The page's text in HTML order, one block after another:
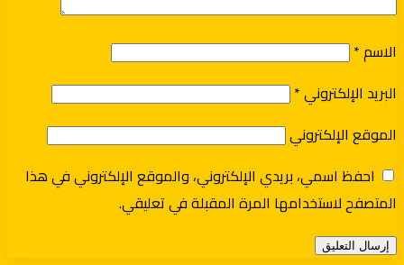
الاسم*
البريد الإلكتروني*
الموقع الإلكتروني
احفظ اسمي، بريدي الإلكتروني، والموقع الإلكتروني في هذا
المتصفح لاستخدامها المرة المقبلة في تعليقي.